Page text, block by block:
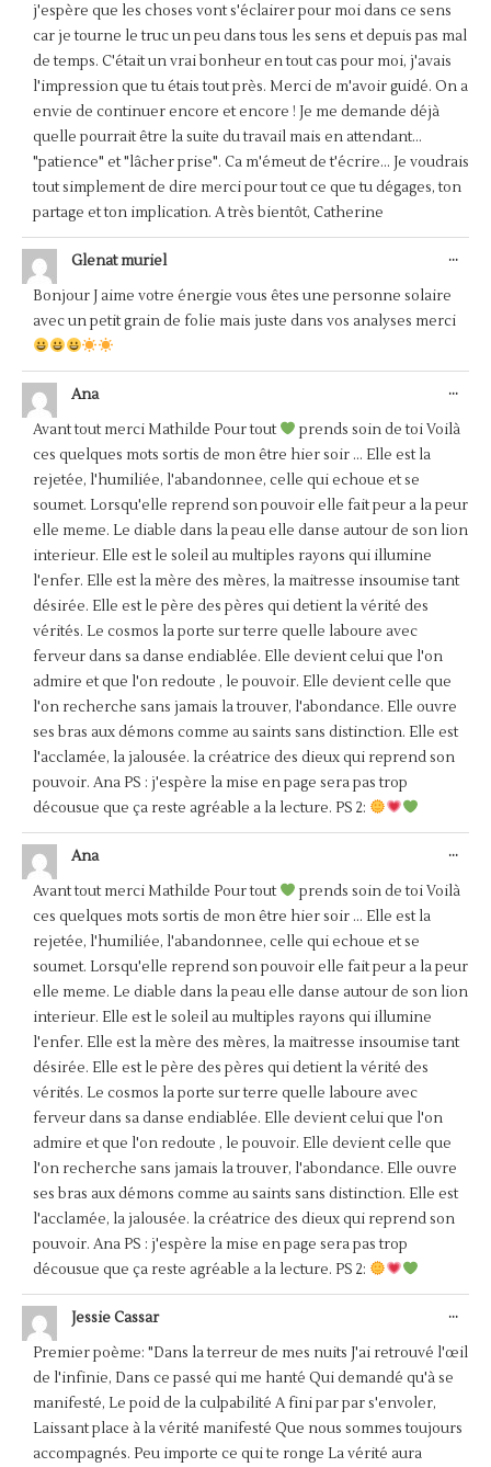
j'espère que les choses vont s'éclairer pour moi dans ce sens
car je tourne le truc un peu dans tous les sens et depuis pas mal
de temps. C'était un vrai bonheur en tout cas pour moi, j'avais
l'impression que tu étais tout près. Merci de m'avoir guidé. On a
envie de continuer encore et encore ! Je me demande déjà
quelle pourrait être la suite du travail mais en attendant...
"patience" et "lâcher prise". Ca m'émeut de t'écrire... Je voudrais
tout simplement de dire merci pour tout ce que tu dégages, ton
partage et ton implication. A très bientôt, Catherine
Glenat muriel
Bonjour J aime votre énergie vous êtes une personne solaire
avec un petit grain de folie mais juste dans vos analyses merci
...
Ana
Avant tout merci Mathilde Pour tout
prends soin de toi Voilà
ces quelques mots sortis de mon être hier soir ... Elle est la
rejetée, l'humiliée, l'abandonnee, celle qui echoue et se
soumet. Lorsqu'elle reprend son pouvoir elle fait peur a la peur
elle meme. Le diable dans la peau elle danse autour de son lion
interieur. Elle est le soleil au multiples rayons qui illumine
l'enfer. Elle est la mère des mères, la maitresse insoumise tant
désirée. Elle est le père des pères qui detient la vérité des
vérités. Le cosmos la porte sur terre quelle laboure avec
ferveur dans sa danse endiablée. Elle devient celui que l'on
admire et que l'on redoute , le pouvoir. Elle devient celle que
l'on recherche sans jamais la trouver, l'abondance. Elle ouvre
ses bras aux démons comme au saints sans distinction. Elle est
l'acclamée, la jalousée. la créatrice des dieux qui reprend son
pouvoir. Ana PS : j'espère la mise en page sera pas trop
décousue que ça reste agréable a la lecture. PS 2:
...
Ana
Avant tout merci Mathilde Pour tout
prends soin de toi Voilà
ces quelques mots sortis de mon être hier soir ... Elle est la
rejetée, l'humiliée, l'abandonnee, celle qui echoue et se
soumet. Lorsqu'elle reprend son pouvoir elle fait peur a la peur
elle meme. Le diable dans la peau elle danse autour de son lion
interieur. Elle est le soleil au multiples rayons qui illumine
l'enfer. Elle est la mère des mères, la maitresse insoumise tant
désirée. Elle est le père des pères qui detient la vérité des
vérités. Le cosmos la porte sur terre quelle laboure avec
ferveur dans sa danse endiablée. Elle devient celui que l'on
admire et que l'on redoute , le pouvoir. Elle devient celle que
l'on recherche sans jamais la trouver, l'abondance. Elle ouvre
ses bras aux démons comme au saints sans distinction. Elle est
l'acclamée, la jalousée. la créatrice des dieux qui reprend son
pouvoir. Ana PS : j'espère la mise en page sera pas trop
décousue que ça reste agréable a la lecture. PS 2:
...
Jessie Cassar
Premier poème: "Dans la terreur de mes nuits J'ai retrouvé l'œil
de l'infinie, Dans ce passé qui me hanté Qui demandé qu'à se
manifesté, Le poid de la culpabilité A fini par par s'envoler,
Laissant place à la vérité manifesté Que nous sommes toujours
accompagnés. Peu importe ce qui te ronge La vérité aura
...